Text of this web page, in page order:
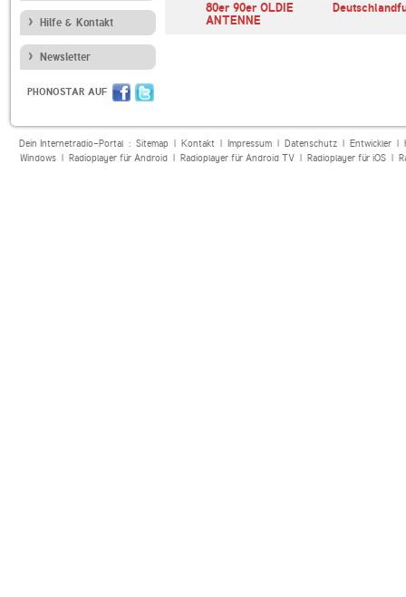
Hilfe & Kontakt
Newsletter
PHONOSTAR AUF
Best of NDR Kultur
80er 90er OLDIE
ANTENNE
Dein Internetradio-Portal : Sitemap| Kontakt| Impressum| Datenschutz| Entwickler|
Windows| Radioplayer für Android| Radioplayer für Android TV| Radioplayer für iOS|